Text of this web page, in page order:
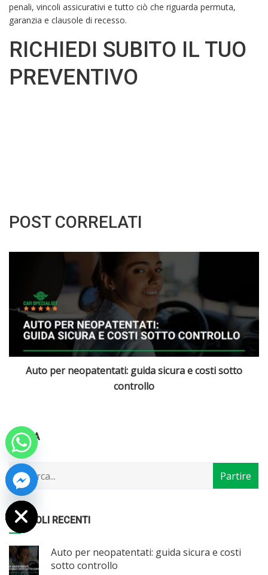
penali, vincoli assicurativi e tutto ciò che riguarda permuta,
garanzia e clausole di recesso.
RICHIEDI SUBITO IL TUO
PREVENTIVO
POST CORRELATI
SUV compatti e crossover: i leader del mercato italiano
CERCA
ARTICOLI RECENTI
Auto per neopatentati: guida sicura e costi
sotto controllo
Categorie
Articoli
per
mese